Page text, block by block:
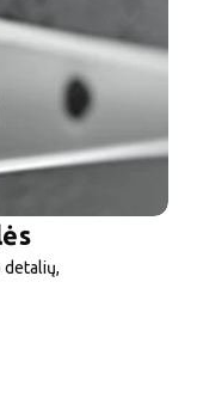
detalių,